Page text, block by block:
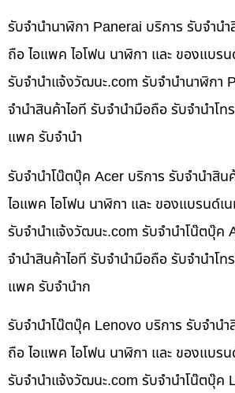
รับจำนำนาฬิกา Panerai บริการ รับจำน
ถือ ไอแพค ไอโฟน นาฬิกา และ ของแบร
รับจํานําแจ้งวัฒนะ.com รับจำนำนาฬิกา
จำนำสินค้าไอที รับจำนำมือถือ รับจำนำโ
แพค รับจำนำ
รับจำนำโน๊ตบุ๊ค Acer บริการ รับจำนำสิน
ไอแพค ไอโฟน นาฬิกา และ ของแบรนด์เ
รับจํานําแจ้งวัฒนะ.com รับจำนำโน๊ตบุ๊ค
จำนำสินค้าไอที รับจำนำมือถือ รับจำนำโ
แพค รับจำนำก
รับจำนำโน๊ตบุ๊ค Lenovo บริการ รับจำนำ
ถือ ไอแพค ไอโฟน นาฬิกา และ ของแบร
รับจํานําแจ้งวัฒนะ.com รับจำนำโน๊ตบุ๊ค